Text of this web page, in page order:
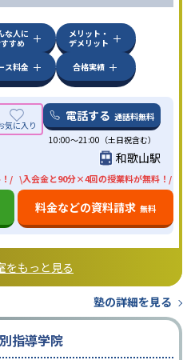
な人に
すめ
メリット・
デメリット
ス料金 合格実績
電話する 通話料無料
10:00〜21:00（土日祝含む）
和歌山駅
/ \入会金と90分×4回の授業料が無料！/
料金などの資料請求 無料
をもっと見る
塾の詳細を見る
指導学院